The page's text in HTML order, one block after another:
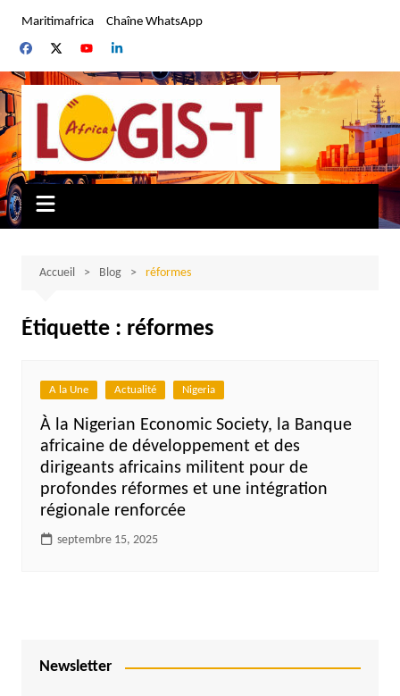
contenu
Maritimafrica Chaîne WhatsApp
Accueil Blog réformes
Étiquette : réformes
A la Une Actualité Nigeria
À la Nigerian Economic Society, la Banque
africaine de développement et des
dirigeants africains militent pour de
profondes réformes et une intégration
régionale renforcée
septembre 15, 2025
Newsletter